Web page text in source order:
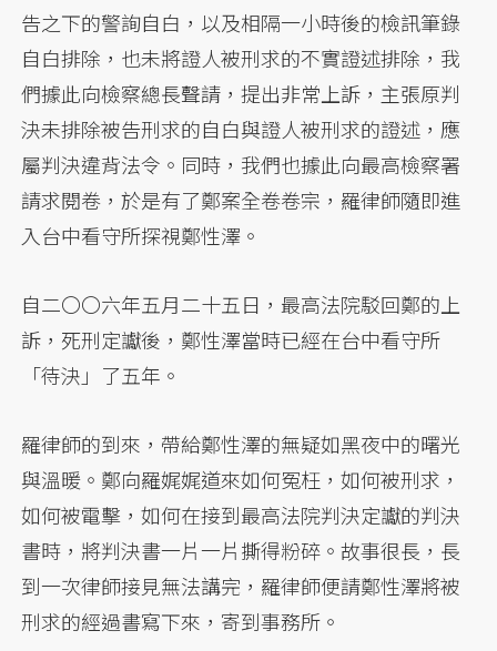
告之下的警詢自白，以及相隔一小時後的檢訊筆錄
自白排除，也未將證人被刑求的不實證述排除，我
們據此向檢察總長聲請，提出非常上訴，主張原判
決未排除被告刑求的自白與證人被刑求的證述，應
屬判決違背法令。同時，我們也據此向最高檢察署
請求閱卷，於是有了鄭案全卷卷宗，羅律師隨即進
入台中看守所探視鄭性澤。
自二〇〇六年五月二十五日，最高法院駁回鄭的上
訴，死刑定讞後，鄭性澤當時已經在台中看守所
「待決」了五年。
羅律師的到來，帶給鄭性澤的無疑如黑夜中的曙光
與溫暖。鄭向羅娓娓道來如何冤枉，如何被刑求，
如何被電擊，如何在接到最高法院判決定讞的判決
書時，將判決書一片一片撕得粉碎。故事很長，長
到一次律師接見無法講完，羅律師便請鄭性澤將被
刑求的經過書寫下來，寄到事務所。